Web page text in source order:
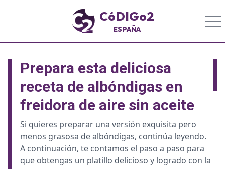
CóDIGo2
ESPAÑA
Prepara esta deliciosa
receta de albóndigas en
freidora de aire sin aceite
Si quieres preparar una versión exquisita pero
menos grasosa de albóndigas, continúa leyendo.
A continuación, te contamos el paso a paso para
que obtengas un platillo delicioso y logrado con la